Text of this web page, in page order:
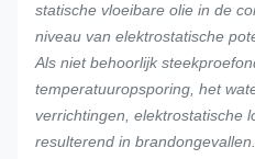
statische vloeibare olie in de
niveau van elektrostatische
Als niet behoorlijk
temperatuuropsporing, het
verrichtingen, elektrostatische
resulterend in brandongevallen.